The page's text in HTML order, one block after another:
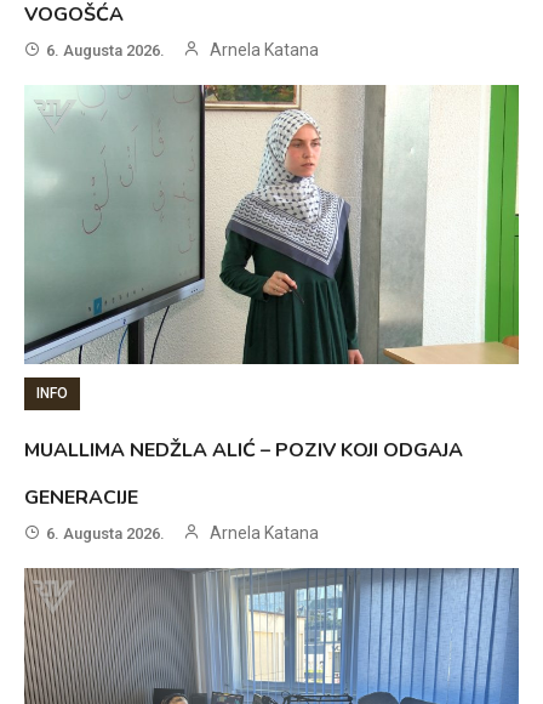
VOGOŠĆA
6. Augusta 2026. Arnela Katana
INFO
MUALLIMA NEDŽLA ALIĆ – POZIV KOJI ODGAJA
GENERACIJE
6. Augusta 2026. Arnela Katana